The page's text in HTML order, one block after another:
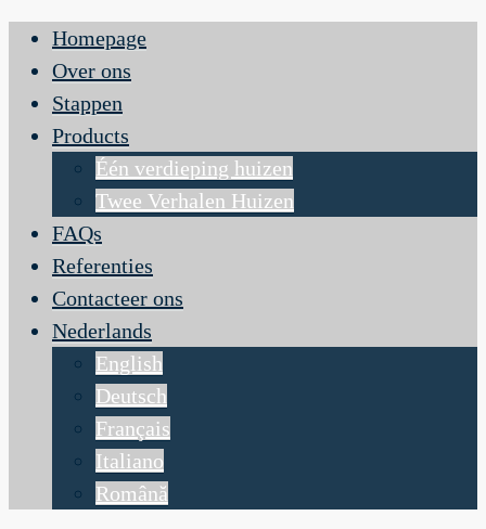
Homepage
Over ons
Stappen
Products
Één verdieping huizen
Twee Verhalen Huizen
FAQs
Referenties
Contacteer ons
Nederlands
English
Deutsch
Français
Italiano
Română